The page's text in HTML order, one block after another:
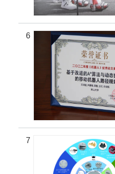
6
7